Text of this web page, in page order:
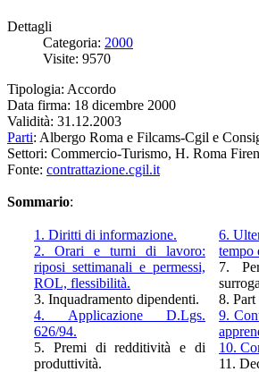
Dettagli
Categoria: 2000
Visite: 9570
Tipologia: Accordo
Data firma: 18 dicembre 2000
Validità: 31.12.2003
Parti: Albergo Roma e Filcams-Cgil e
Settori: Commercio-Turismo, H. Roma
Fonte: contrattazione.cgil.it
Sommario:
1. Diritti di informazione.
2. Orari e turni di lavoro:
riposi settimanali e permessi,
ROL, flessibilità.
3. Inquadramento dipendenti.
4. Applicazione D.Lgs.
626/94.
5. Premi di redditività e di
produttività.
6.
tempo
7.
8. Part
9.
10.
11.